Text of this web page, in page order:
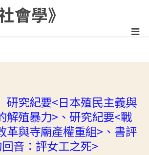
會學》
研究紀要<日本殖民主義與
解殖暴力>、研究紀要<戰
革與寺廟產權重組>、書評
音：評女工之死>